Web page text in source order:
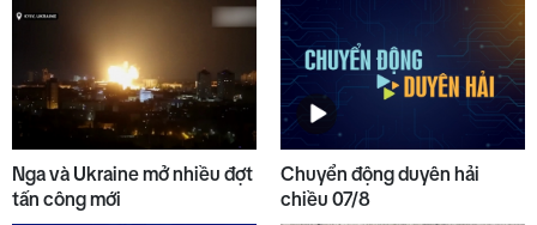
10
Thời sự chiều 07/8/2026
Nga và Ukraine mở nhiều đợt
tấn công mới
Chuyển động duyên hải
chiều 07/8